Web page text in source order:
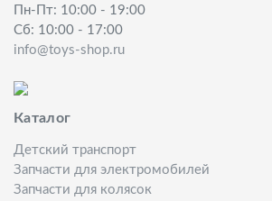
Пн-Пт: 10:00 - 19:00
Сб: 10:00 - 17:00
info@toys-shop.ru
Каталог
Детский транспорт
Запчасти для электромобилей
Запчасти для колясок